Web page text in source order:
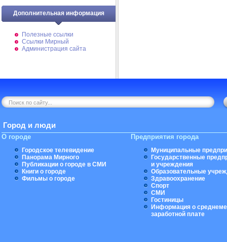
Дополнительная информация
Полезные ссылки
Ссылки Мирный
Администрация сайта
Город и люди
О городе
Городское телевидение
Панорама Мирного
Публикации о городе в СМИ
Книги о городе
Фильмы о городе
Предприятия города
Муниципальные
Государственные
и учреждения
Образовательные
Здравоохранение
Спорт
СМИ
Гостиницы
Информация о
заработной плате